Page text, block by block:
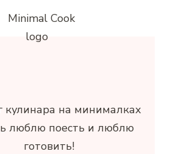
кулинара на минималках
люблю поесть и люблю
готовить!